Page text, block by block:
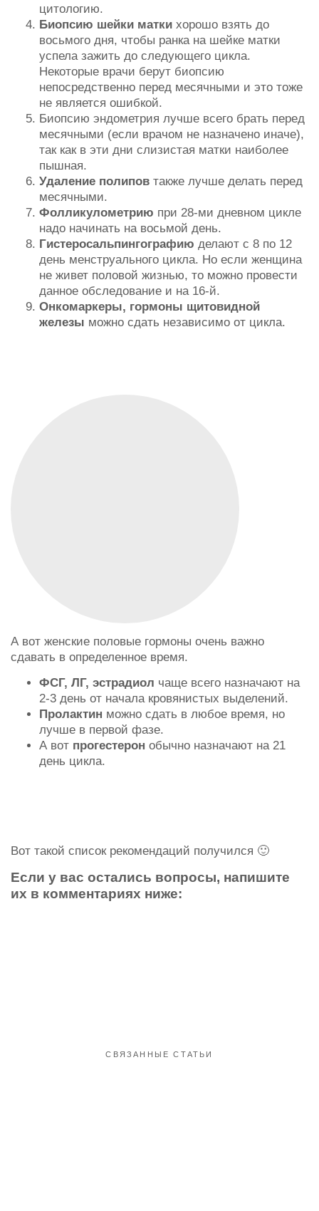
цитологию.
Биопсию шейки матки хорошо взять до
восьмого дня, чтобы ранка на шейке матки
успела зажить до следующего цикла.
Некоторые врачи берут биопсию
непосредственно перед месячными и это тоже
не является ошибкой.
Биопсию эндометрия лучше всего брать перед
месячными (если врачом не назначено иначе),
так как в эти дни слизистая матки наиболее
пышная.
Удаление полипов также лучше делать перед
месячными.
Фолликулометрию при 28-ми дневном цикле
надо начинать на восьмой день.
Гистеросальпингографию делают с 8 по 12
день менструального цикла. Но если женщина
не живет половой жизнью, то можно провести
данное обследование и на 16-й.
Онкомаркеры, гормоны щитовидной
железы можно сдать независимо от цикла.
А вот женские половые гормоны очень важно
сдавать в определенное время.
ФСГ, ЛГ, эстрадиол чаще всего назначают на
2-3 день от начала кровянистых выделений.
Пролактин можно сдать в любое время, но
лучше в первой фазе.
А вот прогестерон обычно назначают на 21
день цикла.
Вот такой список рекомендаций получился 🙂
Если у вас остались вопросы, напишите
их в комментариях ниже:
СВЯЗАННЫЕ СТАТЬИ